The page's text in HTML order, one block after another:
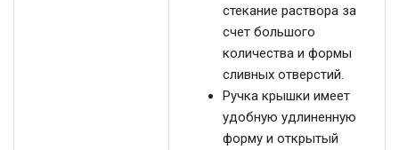
стекание раствора за
счет большого
количества и формы
сливных отверстий.
Ручка крышки имеет
удобную удлиненную
форму и открытый